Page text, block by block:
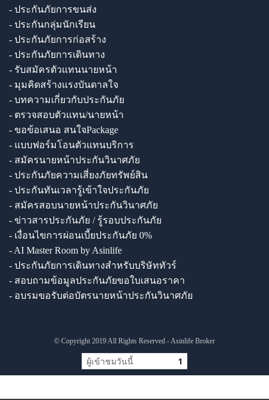
- ประกันภัยการขนส่ง
- ประกันกลุ่มนักเรียน
- ประกันภัยการก่อสร้าง
- ประกันภัยการเดินทาง
- รับสมัครตัวแทนนายหน้า
- มุมคิดสร้างแรงบันดาลใจ
- บทความเกี่ยวกับประกันภัย
- ตรวจสอบตัวแทน/นายหน้า
- ขอข้อเสนอ สนใจPackage
- แบบฟอร์มโอนตัวแทนบริการ
- สมัครนายหน้าประกันวินาศภัย
- ประกันภัยความเสี่ยงภัยทรัพย์สิน
- ประกันทันเวลารู้เข้าใจประกันภัย
- สมัครสอบนายหน้าประกันวินาศภัย
- ข่าวสารประกันภัย / รู้รอบประกันภัย
- เงื่อนไขการผ่อนเบี้ยประกันภัย 0%
- AI Master Room by Asinlife
- ประกันภัยการเดินทางสำหรับบริษัททัวร์
- สอบถามข้อมูลประกันภัยขอใบเสนอราคา
- อบรมขอรับต่อบัตรนายหน้าประกันวินาศภัย
© Copyright 2019 All Rights Reserved - Asinlife Broker
ผู้เข้าชมวันนี้ 1